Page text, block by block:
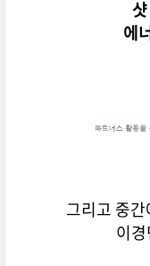
에
그리고 중
이